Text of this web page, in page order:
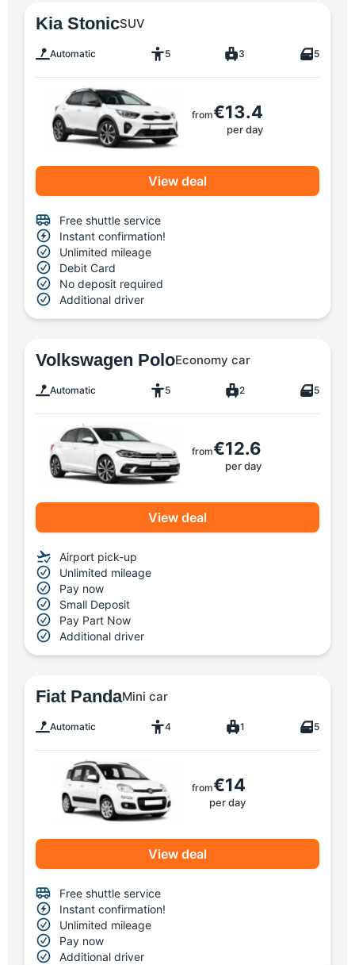
Kia StonicSUV
Automatic 5 3 5
from€13.4
per day
View deal
Free shuttle service
Instant confirmation!
Unlimited mileage
Debit Card
No deposit required
Additional driver
Volkswagen PoloEconomy car
Automatic 5 2 5
from€12.6
per day
View deal
Airport pick-up
Unlimited mileage
Pay now
Small Deposit
Pay Part Now
Additional driver
Fiat PandaMini car
Automatic 4 1 5
from€14
per day
View deal
Free shuttle service
Instant confirmation!
Unlimited mileage
Pay now
Additional driver